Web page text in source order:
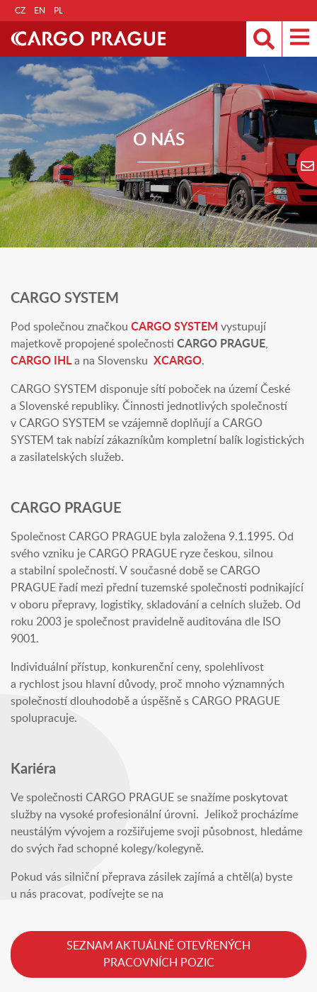
CZ EN PL
O NÁS
CARGO SYSTEM
Pod společnou značkou CARGO SYSTEM vystupují
majetkově propojené společnosti CARGO PRAGUE
CARGO IHL a na Slovensku XCARGO.
CARGO SYSTEM disponuje sítí poboček na území České
a Slovenské republiky. Činnosti jednotlivých společností
v CARGO SYSTEM se vzájemně doplňují a CARGO
SYSTEM tak nabízí zákazníkům kompletní balík logistických
a zasilatelských služeb.
CARGO PRAGUE
Společnost CARGO PRAGUE byla založena 9.1.1995. Od
svého vzniku je CARGO PRAGUE ryze českou, silnou
a stabilní společností. V současné době se CARGO
PRAGUE řadí mezi přední tuzemské společnosti podnikající
v oboru přepravy, logistiky, skladování a celních služeb. Od
roku 2003 je společnost pravidelně auditována dle ISO
9001.
Individuální přístup, konkurenční ceny, spolehlivost
a rychlost jsou hlavní důvody, proč mnoho významných
společností dlouhodobě a úspěšně s CARGO PRAGUE
spolupracuje.
Kariéra
Ve společnosti CARGO PRAGUE se snažíme poskytovat
služby na vysoké profesionální úrovni. Jelikož procházíme
neustálým vývojem a rozšiřujeme svoji působnost, hledáme
do svých řad schopné kolegy/kolegyně.
Pokud vás silniční přeprava zásilek zajímá a chtěl(a) byste
u nás pracovat, podívejte se na
SEZNAM AKTUÁLNĚ OTEVŘENÝCH
PRACOVNÍCH POZIC